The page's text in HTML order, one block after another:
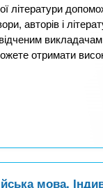
літератури
авторів і
отримати
мова.